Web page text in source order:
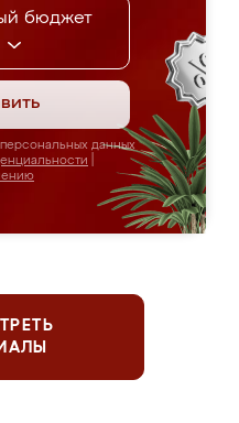
бюджет
данных